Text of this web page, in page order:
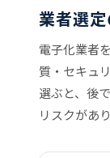
業者選
電子化業者
質・セキュ
選ぶと、後
リスクがあ